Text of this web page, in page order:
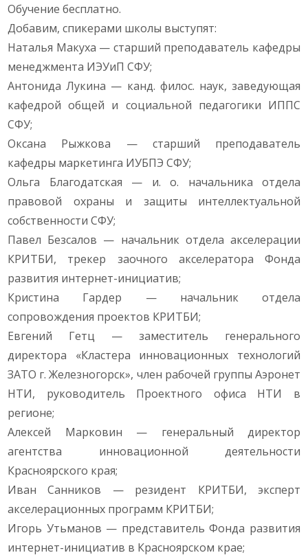
Обучение бесплатно.
Добавим, спикерами школы выступят:
Наталья Макуха — старший преподаватель кафедры
менеджмента ИЭУиП СФУ;
Антонида Лукина — канд. филос. наук, заведующая
кафедрой общей и социальной педагогики ИППС
СФУ;
Оксана Рыжкова — старший преподаватель
кафедры маркетинга ИУБПЭ СФУ;
Ольга Благодатская — и. о. начальника отдела
правовой охраны и защиты интеллектуальной
собственности СФУ;
Павел Безсалов — начальник отдела акселерации
КРИТБИ, трекер заочного акселератора Фонда
развития интернет-инициатив;
Кристина Гардер — начальник отдела
сопровождения проектов КРИТБИ;
Евгений Гетц — заместитель генерального
директора «Кластера инновационных технологий
ЗАТО г. Железногорск», член рабочей группы Аэронет
НТИ, руководитель Проектного офиса НТИ в
регионе;
Алексей Марковин — генеральный директор
агентства инновационной деятельности
Красноярского края;
Иван Санников — резидент КРИТБИ, эксперт
акселерационных программ КРИТБИ;
Игорь Утьманов — представитель Фонда развития
интернет-инициатив в Красноярском крае;